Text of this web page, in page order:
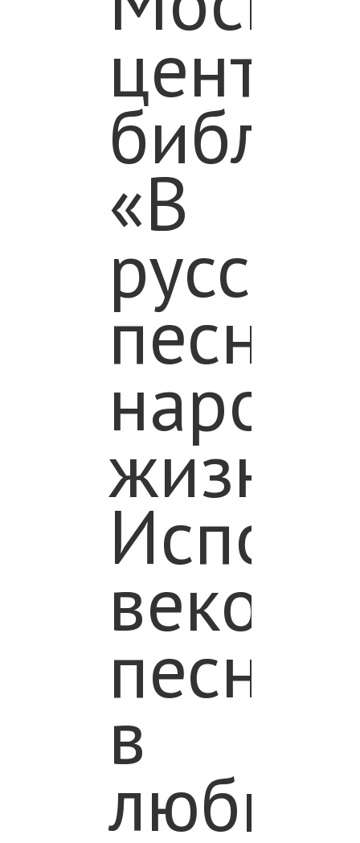
«В
песне
жизнь».
веков
песня
в
любых